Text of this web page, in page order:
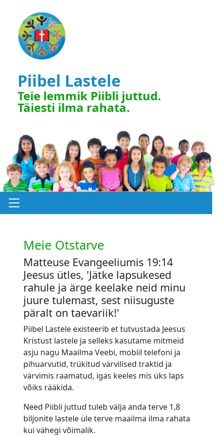
Piibel Lastele
Teie lemmik Piibli juttud.
Täiesti ilma rahata.
Meie Otstarve
Matteuse Evangeeliumis 19:14
Jeesus ütles, 'Jätke lapsukesed
rahule ja ärge keelake neid minu
juure tulemast, sest niisuguste
päralt on taevariik!'
Piibel Lastele existeerib et tutvustada Jeesus
Kristust lastele ja selleks kasutame mitmeid
asju nagu Maailma Veebi, mobiil telefoni ja
pihuarvutid, trükitud värvilised traktid ja
värvimis raamatud, igas keeles mis üks laps
võiks rääkida.
Need Piibli juttud tuleb välja anda terve 1,8
biljonite lastele üle terve maailma ilma rahata
kui vähegi võimalik.